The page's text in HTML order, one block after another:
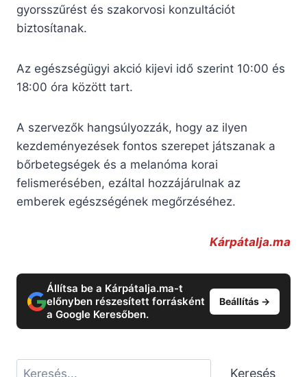
gyorsszűrést és szakorvosi konzultációt
biztosítanak.
Az egészségügyi akció kijevi idő szerint 10:00 és
18:00 óra között tart.
A szervezők hangsúlyozzák, hogy az ilyen
kezdeményezések fontos szerepet játszanak a
bőrbetegségek és a melanóma korai
felismerésében, ezáltal hozzájárulnak az
emberek egészségének megőrzéséhez.
Kárpátalja.ma
Állítsa be a Kárpátalja.ma-t
előnyben részesített forrásként
a Google Keresőben.
Beállítás →
Keresés Keresés